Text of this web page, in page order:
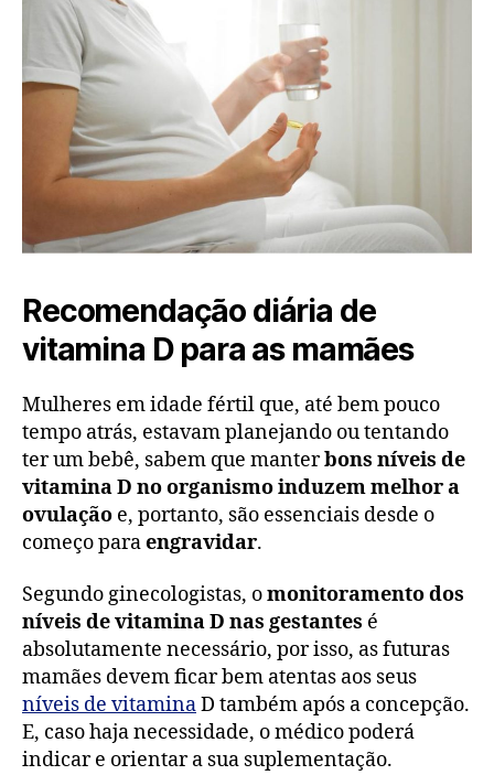
Recomendação diária de
vitamina D para as mamães
Mulheres em idade fértil que, até bem pouco
tempo atrás, estavam planejando ou tentando
ter um bebê, sabem que manterbons níveis de
vitamina D no organismo induzem melhor a
ovulação e, portanto, são essenciais desde o
começo paraengravidar.
Segundo ginecologistas, omonitoramento dos
níveis de vitamina D nas gestantes é
absolutamente necessário, por isso, as futuras
mamães devem ficar bem atentas aos seus
níveis de vitaminaD também após a concepção.
E, caso haja necessidade, o médico poderá
indicar e orientar a sua suplementação.